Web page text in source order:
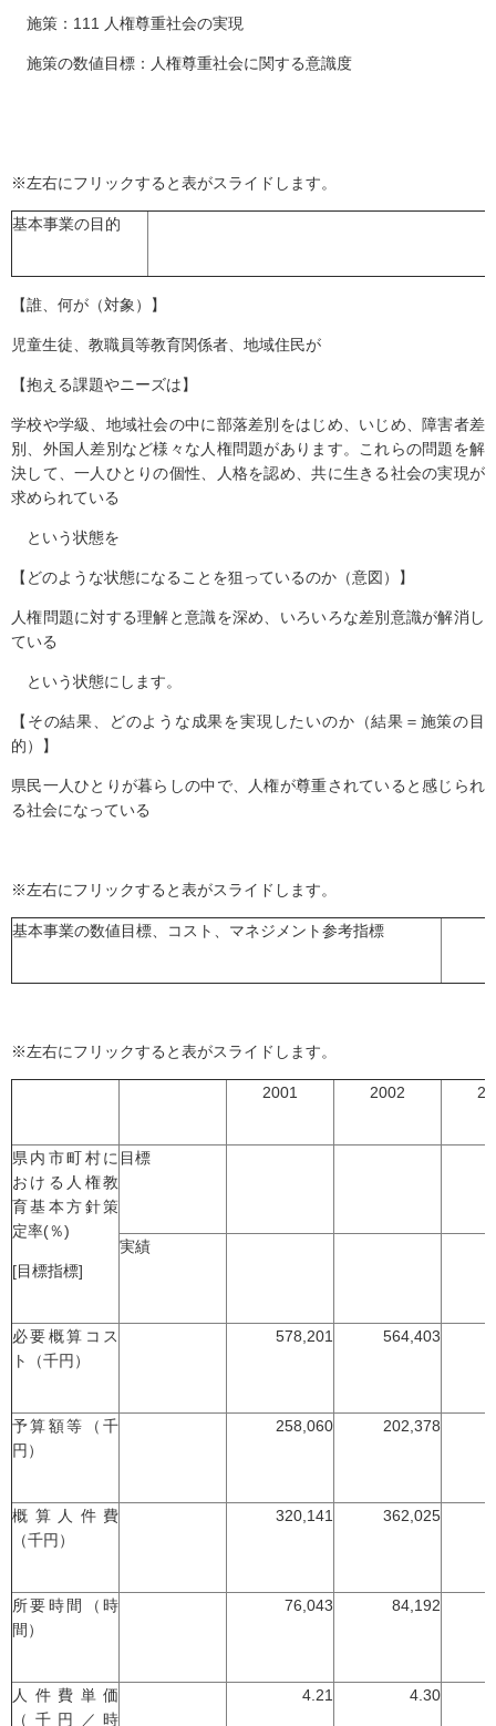
施策：111 人権尊重社会の実現
施策の数値目標：人権尊重社会に関する意識度
※左右にフリックすると表がスライドします。
基本事業の目的
【誰、何が（対象）】
児童生徒、教職員等教育関係者、地域住民が
【抱える課題やニーズは】
学校や学級、地域社会の中に部落差別をはじめ、いじめ、障害者差
別、外国人差別など様々な人権問題があります。これらの問題を解
決して、一人ひとりの個性、人格を認め、共に生きる社会の実現が
求められている
という状態を
【どのような状態になることを狙っているのか（意図）】
人権問題に対する理解と意識を深め、いろいろな差別意識が解消し
ている
という状態にします。
【その結果、どのような成果を実現したいのか（結果＝施策の目
的）】
県民一人ひとりが暮らしの中で、人権が尊重されていると感じられ
る社会になっている
※左右にフリックすると表がスライドします。
基本事業の数値目標、コスト、マネジメント参考指標
※左右にフリックすると表がスライドします。
2001 2002
県内市町村に
おける人権教
育基本方針策
定率(％)
[目標指標]
目標
実績
必要概算コス
ト（千円）
578,201 564,403
予算額等（千
円）
258,060 202,378
概算人件費
（千円）
320,141 362,025
所要時間（時
間）
76,043 84,192
人件費単価
（千円／時
4.21 4.30